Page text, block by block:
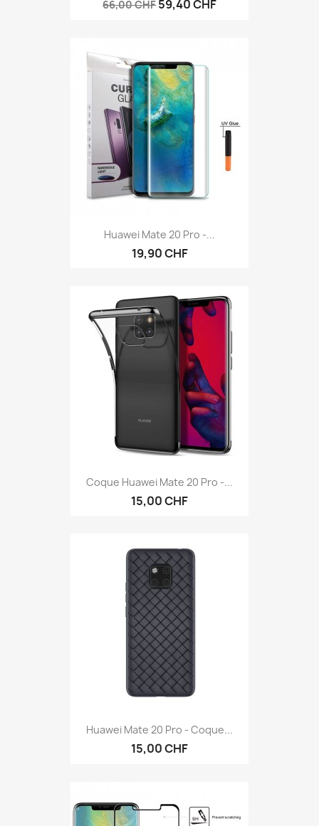
66,00 CHF 59,40 CHF
Huawei Mate 20 Pro -...
19,90 CHF
Coque Huawei Mate 20 Pro -...
15,00 CHF
Huawei Mate 20 Pro - Coque...
15,00 CHF